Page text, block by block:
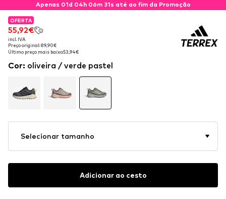
Apenas 01d 04h 06m 31s até ao fim da Promoção
OFERTA
55,92€
incl. IVA
Preço original: 89,90€
Último preço mais baixo:53,94€
OFERTA
55,92€
incl. IVA
Preço original: 89,90€
Último preço mais baixo:53,94€
Cor: oliveira / verde pastel
Selecionar tamanho
Adicionar ao cesto